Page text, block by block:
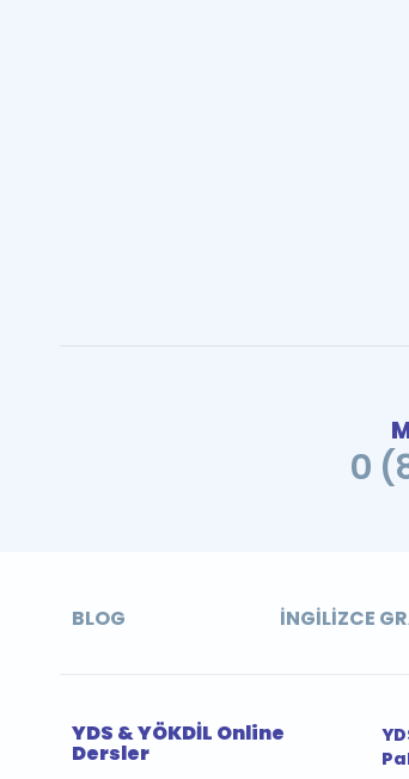
0
BLOG İNGILIZCE
YDS & YÖKDİL Online
Dersler